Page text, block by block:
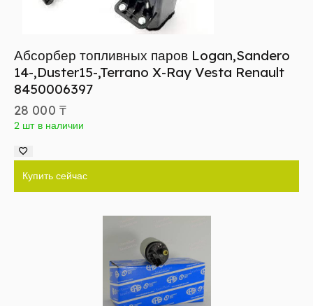
Абсорбер топливных паров Logan,Sandero
14-,Duster15-,Terrano X-Ray Vesta Renault
8450006397
28 000 ₸
2 шт в наличии
Купить сейчас